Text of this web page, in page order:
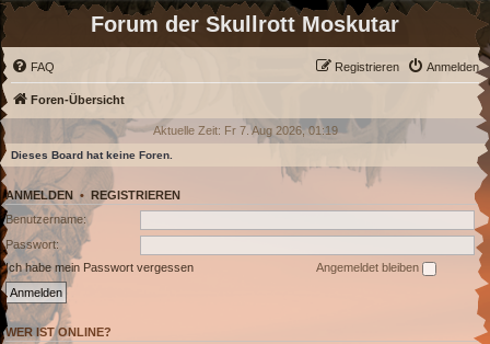
Forum der Skullrott Moskutar
FAQ Anmelden
Registrieren
Foren-Übersicht
Aktuelle Zeit: Fr 7. Aug 2026, 01:19
Dieses Board hat keine Foren.
ANMELDEN • REGISTRIEREN
Benutzername:
Passwort:
Ich habe mein Passwort vergessen
Angemeldet bleiben
WER IST ONLINE?